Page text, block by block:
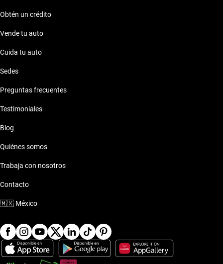
Obtén un crédito
Vende tu auto
Cuida tu auto
Sedes
Preguntas frecuentes
Testimoniales
Blog
Quiénes somos
Trabaja con nosotros
Contacto
🇲🇽 México